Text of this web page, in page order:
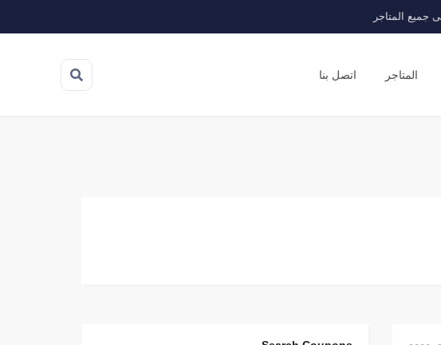
المتاجر اتصل بنا